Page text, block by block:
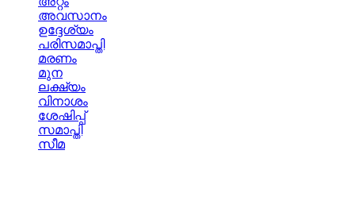
അവസാനം
ഉദ്ദേശ്യം
പരിസമാപ്തി
മരണം
മുന
ലക്ഷ്യം
വിനാശം
ശേഷിപ്പ്
സമാപ്തി
സീമ